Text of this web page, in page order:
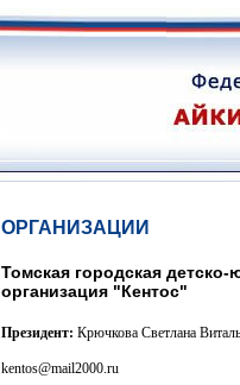
ОРГАНИЗАЦИИ
Томская городская
организация "Кентос"
Президент: Крючкова Светлана
kentos@mail2000.ru